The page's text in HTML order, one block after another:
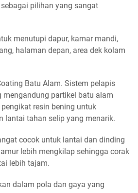
pilihan yang sangat
menutupi dapur, kamar mandi,
halaman depan, area dek kolam
Batu Alam. Sistem pelapis
mengandung partikel batu alam
resin bening untuk
lantai tahan selip yang menarik.
cocok untuk lantai dan dinding
lebih mengkilap sehingga corak
lebih tajam.
dalam pola dan gaya yang